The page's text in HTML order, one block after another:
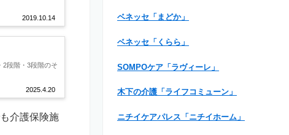
2019.10.14
2025.4.20
2段階・3段階のそ
介護保険施
ベネッセ「まどか」
ベネッセ「くらら」
SOMPOケア「ラヴィーレ」
木下の介護「ライフコミューン」
ニチイケアパレス「ニチイホーム」